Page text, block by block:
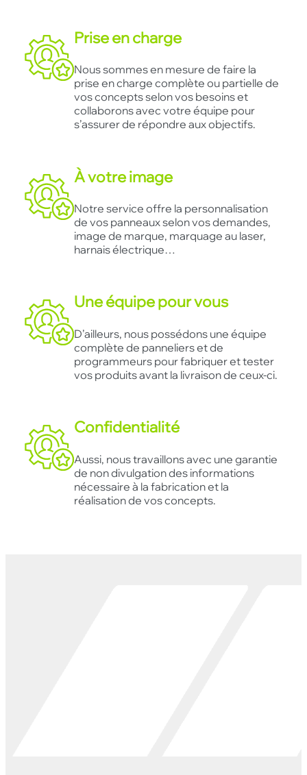
Prise en charge
Nous sommes en mesure de faire la
prise en charge complète ou partielle de
vos concepts selon vos besoins et
collaborons avec votre équipe pour
s’assurer de répondre aux objectifs.
À votre image
Notre service offre la personnalisation
de vos panneaux selon vos demandes,
image de marque, marquage au laser,
harnais électrique…
Une équipe pour vous
D’ailleurs, nous possédons une équipe
complète de panneliers et de
programmeurs pour fabriquer et tester
vos produits avant la livraison de ceux-ci.
Confidentialité
Aussi, nous travaillons avec une garantie
de non divulgation des informations
nécessaire à la fabrication et la
réalisation de vos concepts.